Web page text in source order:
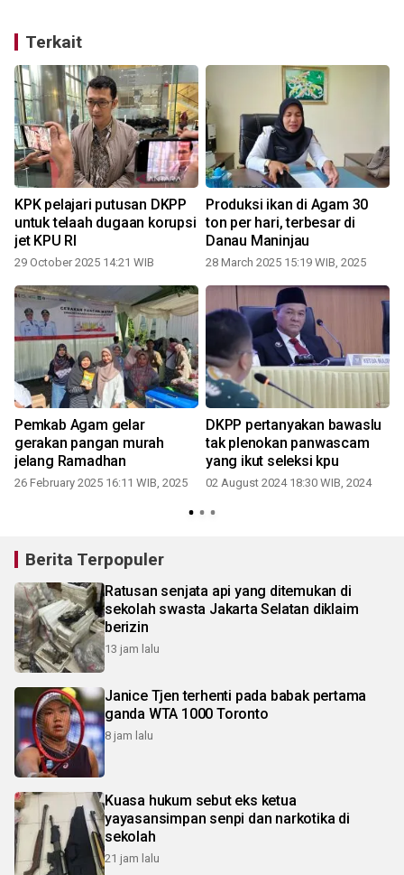
Terkait
KPK pelajari putusan DKPP
untuk telaah dugaan korupsi
jet KPU RI
29 October 2025 14:21 WIB
Produksi ikan di Agam 30
ton per hari, terbesar di
Danau Maninjau
28 March 2025 15:19 WIB, 2025
Pemkab Agam gelar
gerakan pangan murah
jelang Ramadhan
26 February 2025 16:11 WIB, 2025
DKPP pertanyakan bawaslu
tak plenokan panwascam
yang ikut seleksi kpu
02 August 2024 18:30 WIB, 2024
Berita Terpopuler
Ratusan senjata api yang ditemukan di
sekolah swasta Jakarta Selatan diklaim
berizin
13 jam lalu
Janice Tjen terhenti pada babak pertama
ganda WTA 1000 Toronto
8 jam lalu
Kuasa hukum sebut eks ketua
yayasansimpan senpi dan narkotika di
sekolah
21 jam lalu